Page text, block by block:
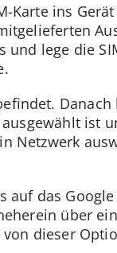
ins Gerät
lege die
ist
Netzwerk
das Google
über
dieser